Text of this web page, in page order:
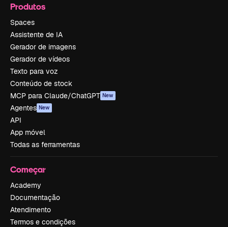
Produtos
Spaces
Assistente de IA
Gerador de imagens
Gerador de vídeos
Texto para voz
Conteúdo de stock
MCP para Claude/ChatGPT New
Agentes New
API
App móvel
Todas as ferramentas
Começar
Academy
Documentação
Atendimento
Termos e condições